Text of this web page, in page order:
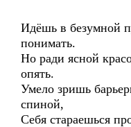
Идёшь в безумной
понимать.
Но ради ясной
опять.
Умело зришь
спиной,
Себя стараешься